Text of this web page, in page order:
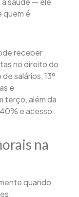
quem é
receber
no direito do
salários, 13º
e
terço, além da
e acesso
na
quando